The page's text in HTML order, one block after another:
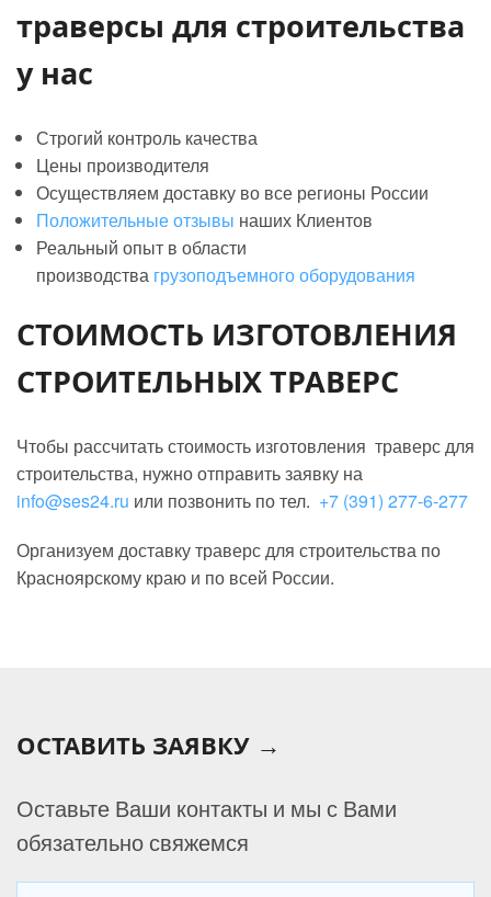
траверсы для строительства
у нас
Строгий контроль качества
Цены производителя
Осуществляем доставку во все регионы России
Положительные отзывы наших Клиентов
Реальный опыт в области
производства грузоподъемного оборудования
СТОИМОСТЬ ИЗГОТОВЛЕНИЯ
СТРОИТЕЛЬНЫХ ТРАВЕРС
Чтобы рассчитать стоимость изготовления траверс для
строительства, нужно отправить заявку на
info@ses24.ru или позвонить по тел. +7 (391) 277-6-277
Организуем доставку траверс для строительства по
Красноярскому краю и по всей России.
ОСТАВИТЬ ЗАЯВКУ →
Оставьте Ваши контакты и мы с Вами
обязательно свяжемся